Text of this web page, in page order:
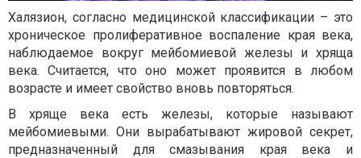
Халязион, согласно медицинской классификации – это
хроническое пролиферативное воспаление края века,
наблюдаемое вокруг мейбомиевой железы и хряща
века. Считается, что оно может проявится в любом
возрасте и имеет свойство вновь повторяться.
В хряще века есть железы, которые называют
мейбомиевыми. Они вырабатывают жировой секрет,
предназначенный для смазывания края века и